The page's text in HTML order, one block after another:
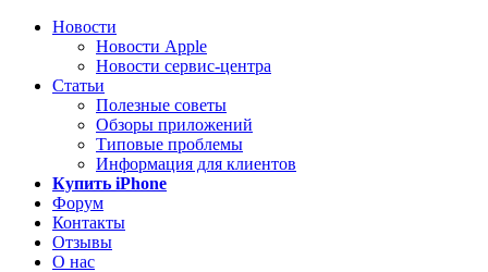
Новости
Новости Apple
Новости сервис-центра
Статьи
Полезные советы
Обзоры приложений
Типовые проблемы
Информация для клиентов
Купить iPhone
Форум
Контакты
Отзывы
О нас